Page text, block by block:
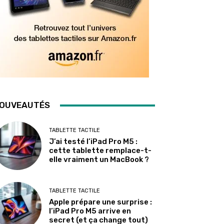
TABLETTE TACTILE
J’ai testé l’iPad Pro M5 :
cette tablette remplace-t-
elle vraiment un MacBook ?
TABLETTE TACTILE
Apple prépare une surprise :
l’iPad Pro M5 arrive en
secret (et ça change tout)